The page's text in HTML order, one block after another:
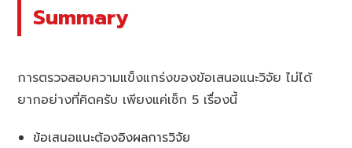
Summary
การตรวจสอบความแข็งแกร่งของข้อเสนอแนะวิจัย ไม่ได้
ยากอย่างที่คิดครับ เพียงแค่เช็ก 5 เรื่องนี้
ข้อเสนอแนะต้องอิงผลการวิจัย